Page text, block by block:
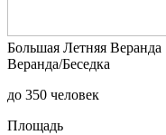
Большая Летняя Веранда
Веранда/Беседка
до 350 человек
Площадь